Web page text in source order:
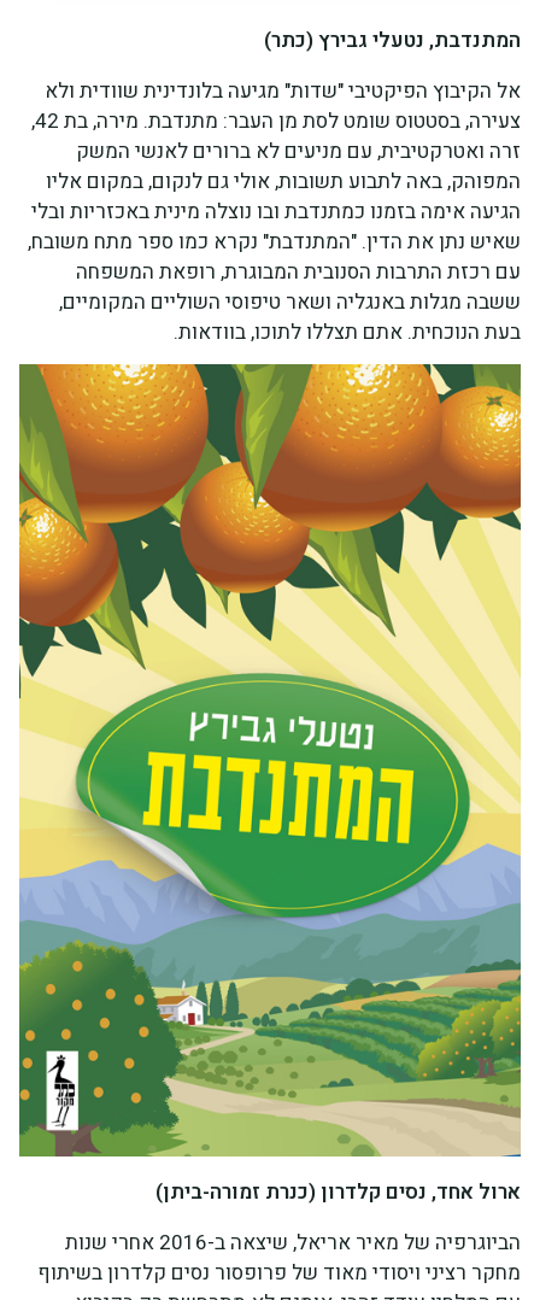
המתנדבת, נטעלי גבירץ (כתר)
אל הקיבוץ הפיקטיבי "שדות" מגיעה בלונדינית שוודית ולא
צעירה, בסטטוס שומט לסת מן העבר: מתנדבת. מירה, בת 42,
זרה ואטרקטיבית, עם מניעים לא ברורים לאנשי המשק
המפוהק, באה לתבוע תשובות, אולי גם לנקום, במקום אליו
הגיעה אימה בזמנו כמתנדבת ובו נוצלה מינית באכזריות ובלי
שאיש נתן את הדין. "המתנדבת" נקרא כמו ספר מתח משובח,
עם רכזת התרבות הסנובית המבוגרת, רופאת המשפחה
ששבה מגלות באנגליה ושאר טיפוסי השוליים המקומיים,
בעת הנוכחית. אתם תצללו לתוכו, בוודאות.
ארול אחד, נסים קלדרון (כנרת זמורה-ביתן)
הביוגרפיה של מאיר אריאל, שיצאה ב-2016 אחרי שנות
מחקר רציני ויסודי מאוד של פרופסור נסים קלדרון בשיתוף